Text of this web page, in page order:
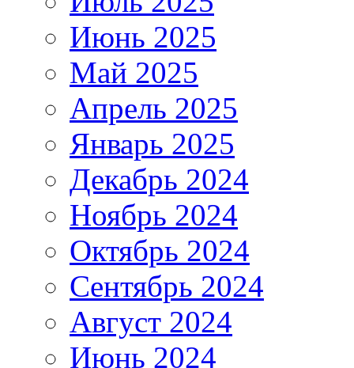
Июнь 2025
Май 2025
Апрель 2025
Январь 2025
Декабрь 2024
Ноябрь 2024
Октябрь 2024
Сентябрь 2024
Август 2024
Июнь 2024